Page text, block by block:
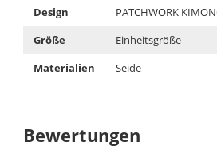
Design
PATCHWORK
Größe
Einheitsgröße
Materialien
Seide
Bewertungen